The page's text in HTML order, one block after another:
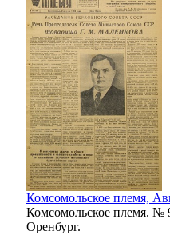
Комсомольское племя,
Комсомольское племя. №
Оренбург.